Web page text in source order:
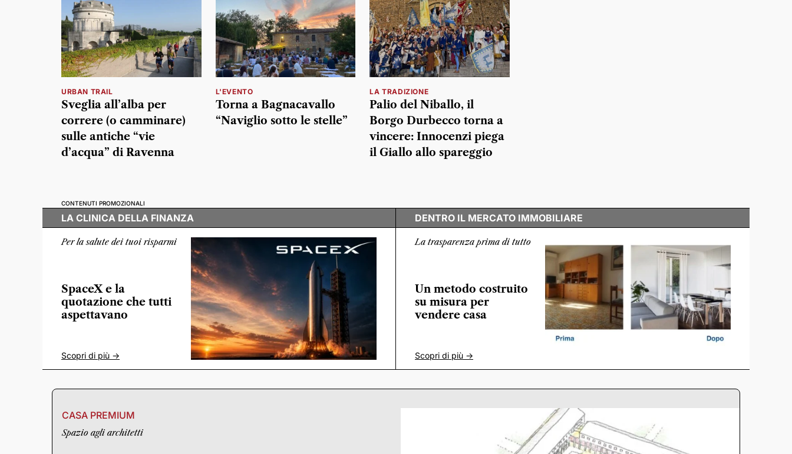
URBAN TRAIL
Sveglia all’alba per
correre (o camminare)
sulle antiche “vie
d’acqua” di Ravenna
L'EVENTO
Torna a Bagnacavallo
“Naviglio sotto le stelle”
LA TRADIZIONE
Palio del Niballo, il
Borgo Durbecco torna a
vincere: Innocenzi piega
il Giallo allo spareggio
CONTENUTI PROMOZIONALI
LA CLINICA DELLA FINANZA
Per la salute dei tuoi risparmi
SpaceX e la
quotazione che tutti
aspettavano
Scopri di più ->
DENTRO IL MERCATO IMMOBILIARE
La trasparenza prima di tutto
Un metodo costruito
su misura per
vendere casa
Scopri di più ->
CASA PREMIUM
Spazio agli architetti